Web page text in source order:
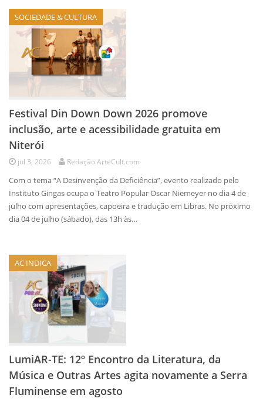
SOCIEDADE & CULTURA
Festival Din Down Down 2026 promove
inclusão, arte e acessibilidade gratuita em
Niterói
jul 3, 2026 Redação ArteCult.com
Com o tema “A Desinvenção da Deficiência”, evento realizado pelo
Instituto Gingas ocupa o Teatro Popular Oscar Niemeyer no dia 4 de
julho com apresentações, capoeira e tradução em Libras. No próximo
dia 04 de julho (sábado), das 13h às…
AC INDICA
LumiAR-TE: 12º Encontro da Literatura, da
Música e Outras Artes agita novamente a Serra
Fluminense em agosto